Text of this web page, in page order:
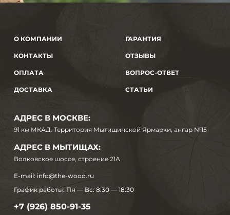
О КОМПАНИИ
КОНТАКТЫ
ОПЛАТА
ДОСТАВКА
ГАРАНТИЯ
ОТЗЫВЫ
ВОПРОС-ОТВЕТ
СТАТЬИ
АДРЕС В МОСКВЕ:
91 км МКАД. Территория Мытищинской Ярмарки, ангар №15
АДРЕС В МЫТИЩАХ:
Волковское шоссе, строение 21А
E-mail: info@the-wood.ru
График работы: Пн — Вс: 8:30 — 18:30
+7 (926) 850-91-35